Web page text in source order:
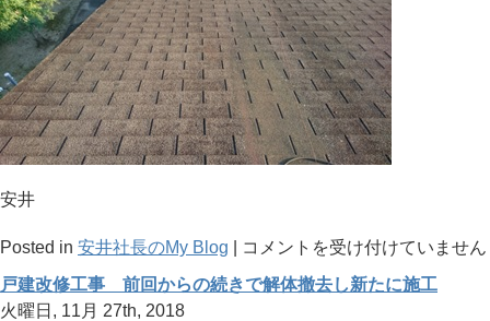
安井
Posted in 安井社長のMy Blog
地
の
コメントを受け付けていません
戸建改修工事 前回からの続きで解体撤去し新たに施工
火曜日, 11月 27th, 2018